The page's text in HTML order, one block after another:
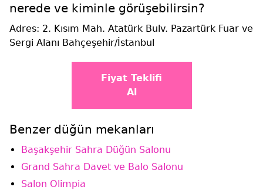
nerede ve kiminle görüşebilirsin?
Adres: 2. Kısım Mah. Atatürk Bulv. Pazartürk Fuar ve
Sergi Alanı Bahçeşehir/İstanbul
Fiyat Teklifi
Al
Benzer düğün mekanları
Başakşehir Sahra Düğün Salonu
Grand Sahra Davet ve Balo Salonu
Salon Olimpia